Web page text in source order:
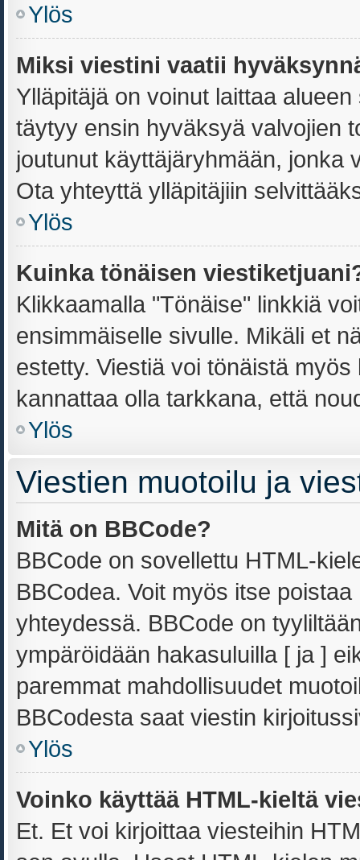
Ylös
Miksi viestini vaatii
Ylläpitäjä on voinut laittaa
täytyy ensin hyväksyä valvojien
joutunut käyttäjäryhmään, jonka
Ota yhteyttä ylläpitäjiin
Ylös
Kuinka tönäisen
Klikkaamalla "Tönäise" linkkiä
ensimmäiselle sivulle. Mikäli et
estetty. Viestiä voi tönäistä
kannattaa olla tarkkana, että
Ylös
Viestien muotoilu ja
Mitä on BBCode?
BBCode on sovellettu HTML-
BBCodea. Voit myös itse
yhteydessä. BBCode on
ympäröidään hakasuluilla [ ja ]
paremmat mahdollisuudet
BBCodesta saat viestin
Ylös
Voinko käyttää HTML-kieltä
Et. Et voi kirjoittaa viesteihin